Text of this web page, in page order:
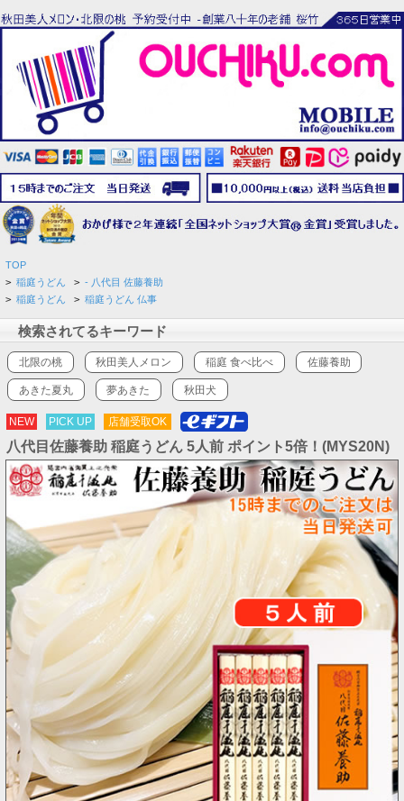
TOP
> 稲庭うどん > - 八代目 佐藤養助
> 稲庭うどん > 稲庭うどん 仏事
検索されてるキーワード
北限の桃 秋田美人メロン 稲庭 食べ比べ 佐藤養助
あきた夏丸 夢あきた 秋田犬
NEW PICK UP 店舗受取OK
八代目佐藤養助 稲庭うどん 5人前 ポイント5倍！(MYS20N)